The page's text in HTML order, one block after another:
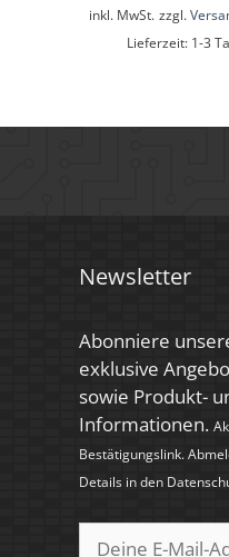
inkl. MwSt. zzgl.
Lieferzeit: 1-3
Newsletter
Abonniere
exklusive
sowie Produkt-
Informationen.
Bestätigungslink.
Details in den